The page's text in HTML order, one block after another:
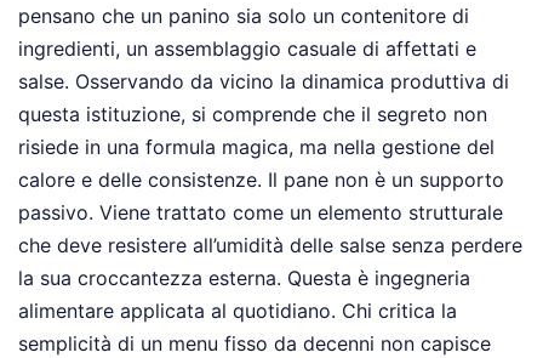
pensano che un panino sia solo un contenitore di
ingredienti, un assemblaggio casuale di affettati e
salse. Osservando da vicino la dinamica produttiva di
questa istituzione, si comprende che il segreto non
risiede in una formula magica, ma nella gestione del
calore e delle consistenze. Il pane non è un supporto
passivo. Viene trattato come un elemento strutturale
che deve resistere all’umidità delle salse senza perdere
la sua croccantezza esterna. Questa è ingegneria
alimentare applicata al quotidiano. Chi critica la
semplicità di un menu fisso da decenni non capisce